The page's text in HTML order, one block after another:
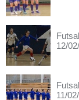
12/
11/